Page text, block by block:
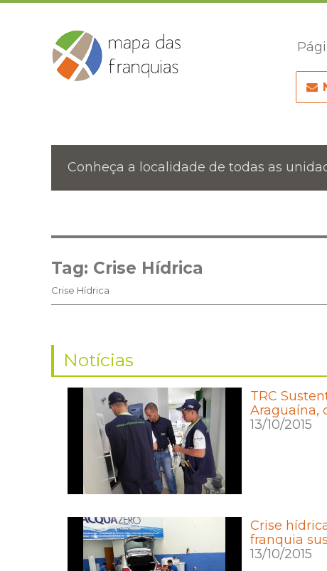
Conheça a localidade de todas as
Tag: Crise Hídrica
Crise Hídrica
Notícias
TRC
Araguaína,
13/10/2015
Crise
franquia
13/10/2015